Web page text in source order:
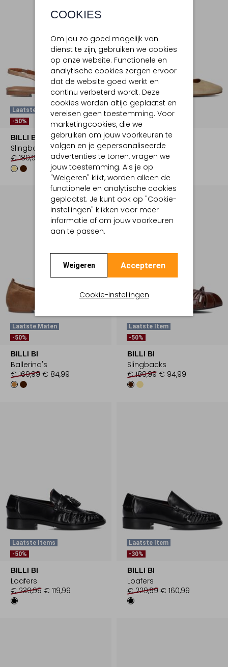
COOKIES
Om jou zo goed mogelijk van
dienst te zijn, gebruiken we cookies
op onze website. Functionele en
analytische cookies zorgen ervoor
dat de website goed werkt en
continu verbeterd wordt. Deze
cookies worden altijd geplaatst en
vereisen geen toestemming. Voor
marketingcookies, die we
gebruiken om jouw voorkeuren te
volgen en je gepersonaliseerde
advertenties te tonen, vragen we
jouw toestemming. Als je op
"Weigeren" klikt, worden alleen de
functionele en analytische cookies
geplaatst. Je kunt ook op "Cookie-
instellingen" klikken voor meer
informatie of om jouw voorkeuren
aan te passen.
Weigeren Accepteren
Cookie-instellingen
Laatste Items
-50%
BILLI BI
Slingbacks
€ 189,99
€ 94,99
BILLI BI
Ballerina's
€ 199,99 € 99,99
Laatste Maten
-50%
BILLI BI
Ballerina's
€ 169,99 € 84,99
Laatste Item
-50%
BILLI BI
Slingbacks
€ 189,99 € 94,99
Laatste Items
-50%
BILLI BI
Loafers
€ 239,99 € 119,99
Laatste Item
-30%
BILLI BI
Loafers
€ 229,99 € 160,99